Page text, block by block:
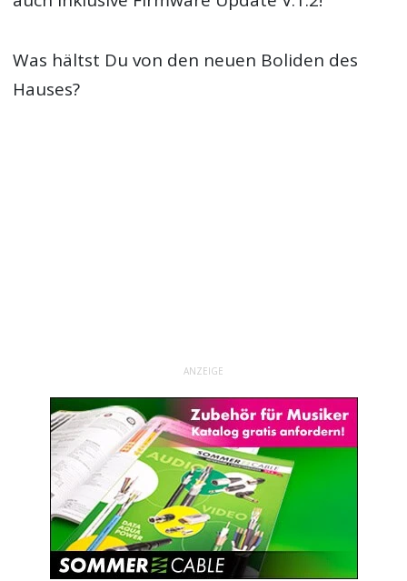
Was hältst Du von den neuen Boliden des
Hauses?
ANZEIGE